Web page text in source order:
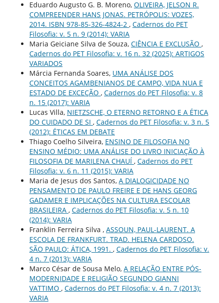
Eduardo Augusto G. B. Moreno, OLIVEIRA, JELSON R.
COMPREENDER HANS JONAS. PETRÓPOLIS: VOZES,
2014. ISBN 978-85-326-4824-2 , Cadernos do PET
Filosofia: v. 5 n. 9 (2014): VARIA
Maria Geiciane Silva de Souza, CIÊNCIA E EXCLUSÃO ,
Cadernos do PET Filosofia: v. 16 n. 32 (2025): ARTIGOS
VARIADOS
Márcia Fernanda Soares, UMA ANÁLISE DOS
CONCEITOS AGAMBENIANOS DE CAMPO, VIDA NUA E
ESTADO DE EXCEÇÃO , Cadernos do PET Filosofia: v. 8
n. 15 (2017): VARIA
Lucas Villa, NIETZSCHE, O ETERNO RETORNO E A ÉTICA
DO CUIDADO DE SI , Cadernos do PET Filosofia: v. 3 n. 5
(2012): ÉTICAS EM DEBATE
Thiago Coelho Silveira, ENSINO DE FILOSOFIA NO
ENSINO MÉDIO: UMA ANÁLISE DO LIVRO INICIAÇÃO À
FILOSOFIA DE MARILENA CHAUÍ , Cadernos do PET
Filosofia: v. 6 n. 11 (2015): VARIA
Maria de Jesus dos Santos, A DIALOGICIDADE NO
PENSAMENTO DE PAULO FREIRE E DE HANS GEORG
GADAMER E IMPLICAÇÕES NA CULTURA ESCOLAR
BRASILEIRA , Cadernos do PET Filosofia: v. 5 n. 10
(2014): VARIA
Franklin Ferreira Silva , ASSOUN, PAUL-LAURENT. A
ESCOLA DE FRANKFURT. TRAD. HELENA CARDOSO.
SÃO PAULO: ÁTICA, 1991. , Cadernos do PET Filosofia: v.
4 n. 7 (2013): VARIA
Marco César de Sousa Melo, A RELAÇÃO ENTRE PÓS-
MODERNIDADE E RELIGIÃO SEGUNDO GIANNI
VATTIMO , Cadernos do PET Filosofia: v. 4 n. 7 (2013):
VARIA